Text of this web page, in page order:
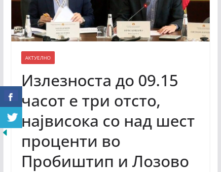
АКТУЕЛНО
Излезноста до 09.15
часот е три отсто,
највисока со над шест
проценти во
Пробиштип и Лозово